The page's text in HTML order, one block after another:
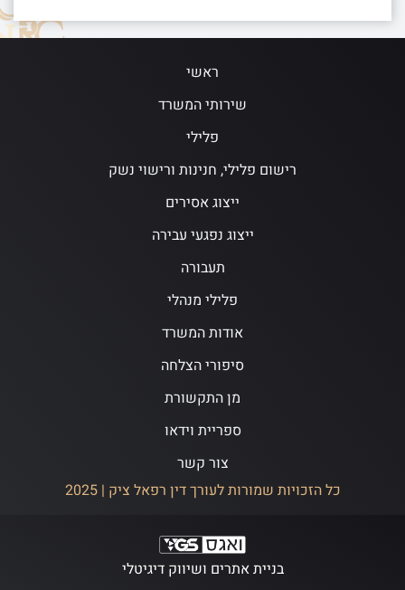
ראשי
שירותי המשרד
פלילי
רישום פלילי, חנינות ורישוי נשק
ייצוג אסירים
ייצוג נפגעי עבירה
תעבורה
פלילי מנהלי
אודות המשרד
סיפורי הצלחה
מן התקשורת
ספריית וידאו
צור קשר
כל הזכויות שמורות לעורך דין רפאל ציק | 2025
בניית אתרים ושיווק דיגיטלי